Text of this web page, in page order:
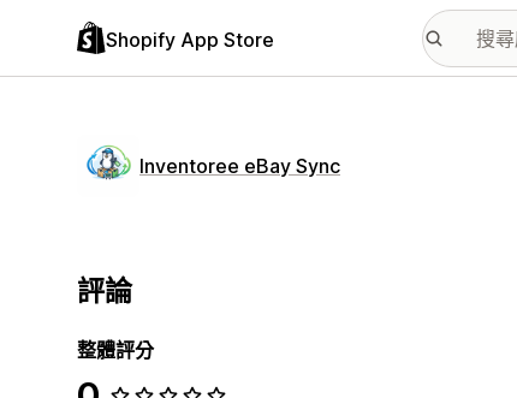
Shopify App Store
Inventoree eBay Sync
評論
整體評分